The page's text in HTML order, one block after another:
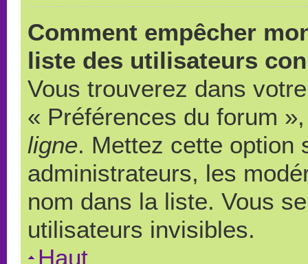
Comment empêcher
liste des utilisateurs
Vous trouverez dans
« Préférences du forum
ligne. Mettez cette option
administrateurs, les
nom dans la liste. Vous
utilisateurs invisibles.
Haut